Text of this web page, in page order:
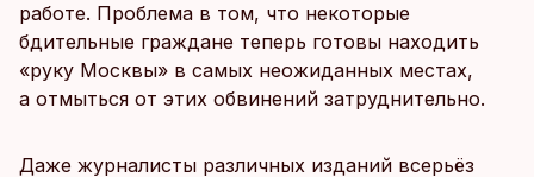
работе. Проблема в том, что некоторые
бдительные граждане теперь готовы находить
«руку Москвы» в самых неожиданных местах,
а отмыться от этих обвинений затруднительно.
Даже журналисты различных изданий всерьёз